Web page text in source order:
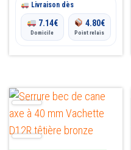
Livraison dès
7.14€
Domicile
4.80€
Point relais
Ce
produit
a